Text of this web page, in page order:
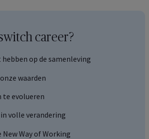
career?
hebben op de samenleving
waarden
te evolueren
volle verandering
New Way of Working